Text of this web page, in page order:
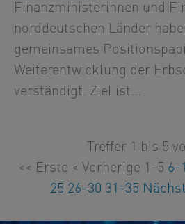
Finanzministerinnen und
norddeutschen Länder
gemeinsames
Weiterentwicklung der
verständigt. Ziel ist...
Treffer 1 bis 5
<< Erste < Vorherige 1-5 6-
25 26-30 31-35